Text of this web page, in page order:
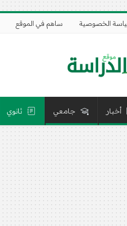
الخصوصية ساهم في الموقع
أخبار جامعي ثانوي